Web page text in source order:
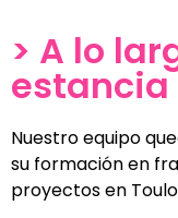
> A lo
estancia
Nuestro equipo
su formación en
proyectos en